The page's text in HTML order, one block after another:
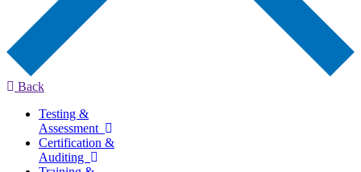
Back
Testing &
Assessment
Certification &
Auditing